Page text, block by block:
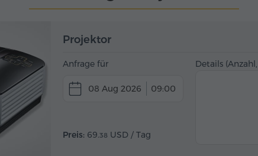
Projektor
Anfrage für
08 Aug 2026 09:00
Preis: 69.38 USD / Tag
Details